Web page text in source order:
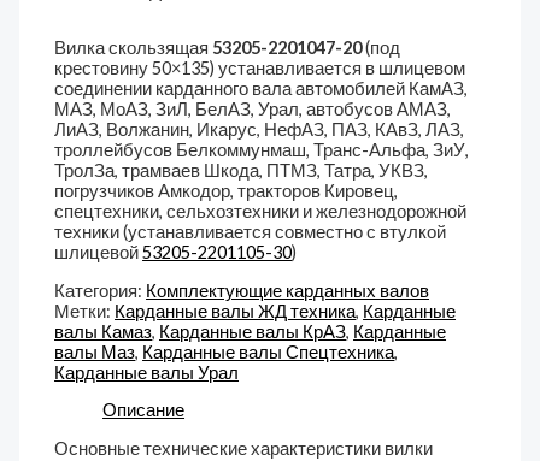
Вилка скользящая 53205-2201047-20(под
крестовину 50×135) устанавливается в шлицевом
соединении карданного вала автомобилей КамАЗ,
МАЗ, МоАЗ, ЗиЛ, БелАЗ, Урал, автобусов АМАЗ,
ЛиАЗ, Волжанин, Икарус, НефАЗ, ПАЗ, КАвЗ, ЛАЗ,
троллейбусов Белкоммунмаш, Транс-Альфа, ЗиУ,
ТролЗа, трамваев Шкода, ПТМЗ, Татра, УКВЗ,
погрузчиков Амкодор, тракторов Кировец,
спецтехники, сельхозтехники и железнодорожной
техники (устанавливается совместно с втулкой
шлицевой53205-2201105-30)
Категория: Комплектующие карданных валов
Метки: Карданные валы ЖД техника, Карданные
валы Камаз, Карданные валы КрАЗ, Карданные
валы Маз, Карданные валы Спецтехника,
Карданные валы Урал
Описание
Основные технические характеристики вилки